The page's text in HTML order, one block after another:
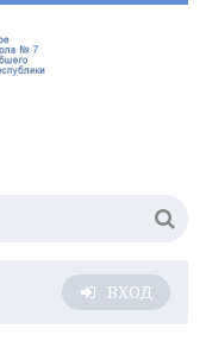
ВХОД